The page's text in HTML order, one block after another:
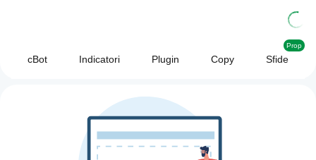
cBot Indicatori Plugin Copy Sfide
Prop